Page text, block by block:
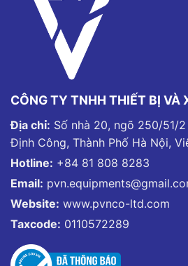
CÔNG TY TNHH THIẾT BỊ VÀ
Địa chỉ: Số nhà 20, ngõ 250/51/
Định Công, Thành Phố Hà Nội,
Hotline: +84 81 808 8283
Email:
Website: www.pvnco-ltd.com
Taxcode: 0110572289